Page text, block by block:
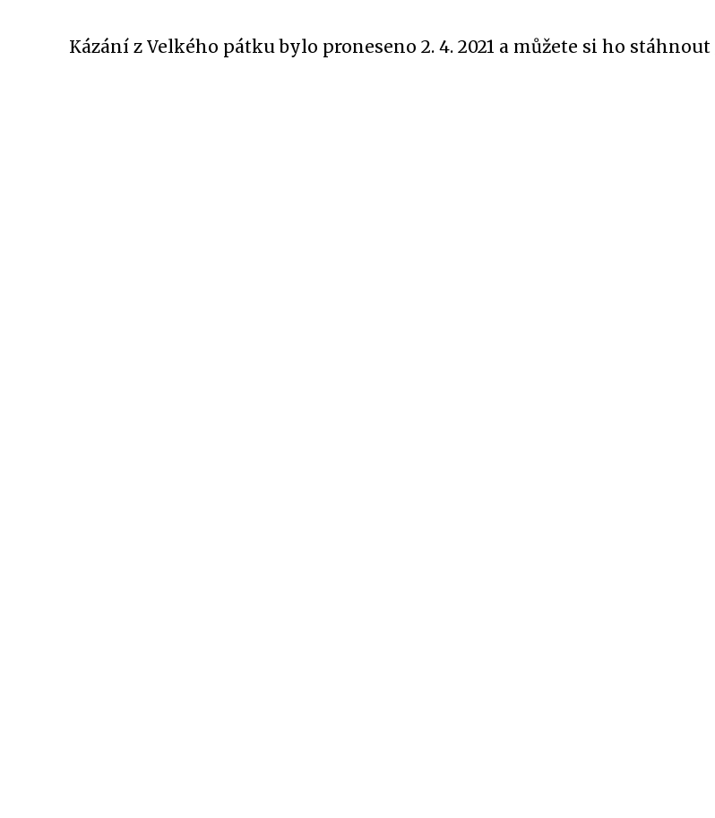
Kázání z Velkého pátku bylo proneseno 2. 4. 2021 a můžete si ho stáhnout